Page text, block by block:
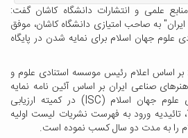
علمی و انتشارات دانشگاه کاشان گفت:
به صاحب امتیازی دانشگاه کاشان، موفق
علوم جهان اسلام برای نمایه شدن در پایگاه
اساس اعلام رئیس موسسه استنادی علوم و
صناعی ایران بر اساس آئین نامه نمایه
سازی نشریات پایگاه استنادی علوم جهان اسلام (ISC) در کمیته ارزیابی
نشریات مورخ دوم بهمن 141، تائیدیه ورود به فهرست نشریات لیست اولیه
را به مدت دو سال کسب نموده است.